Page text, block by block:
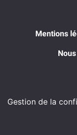
Mentions
Gestion de la